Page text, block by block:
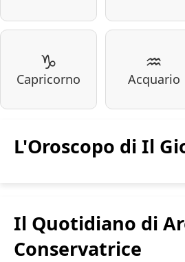
♑
Capricorno
♒
Acquario
L'Oroscopo di Il
Il Quotidiano di
Conservatrice